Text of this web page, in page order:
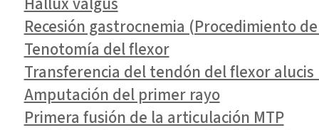
Recesión gastrocnemia (Procedimiento
Tenotomía del flexor
Transferencia del tendón del flexor
Amputación del primer rayo
Primera fusión de la articulación MTP